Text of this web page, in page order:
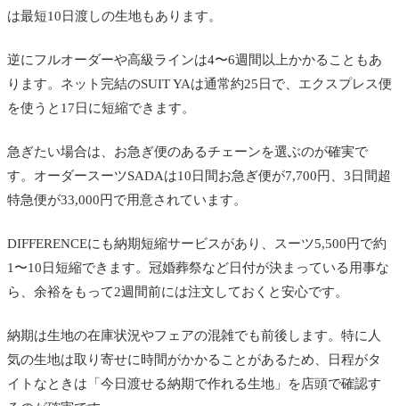
は最短10日渡しの生地もあります。
逆にフルオーダーや高級ラインは4〜6週間以上かかることもあ
ります。ネット完結のSUIT YAは通常約25日で、エクスプレス便
を使うと17日に短縮できます。
急ぎたい場合は、お急ぎ便のあるチェーンを選ぶのが確実で
す。オーダースーツSADAは10日間お急ぎ便が7,700円、3日間超
特急便が33,000円で用意されています。
DIFFERENCEにも納期短縮サービスがあり、スーツ5,500円で約
1〜10日短縮できます。冠婚葬祭など日付が決まっている用事な
ら、余裕をもって2週間前には注文しておくと安心です。
納期は生地の在庫状況やフェアの混雑でも前後します。特に人
気の生地は取り寄せに時間がかかることがあるため、日程がタ
イトなときは「今日渡せる納期で作れる生地」を店頭で確認す